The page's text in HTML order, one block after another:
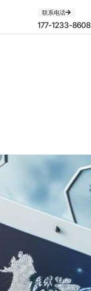
联系电话
177-1233-8608